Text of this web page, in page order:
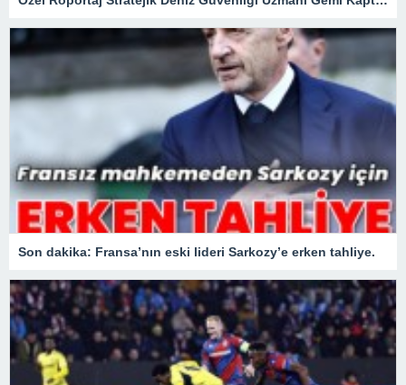
Son dakika: Fransa’nın eski lideri Sarkozy’e erken tahliye.